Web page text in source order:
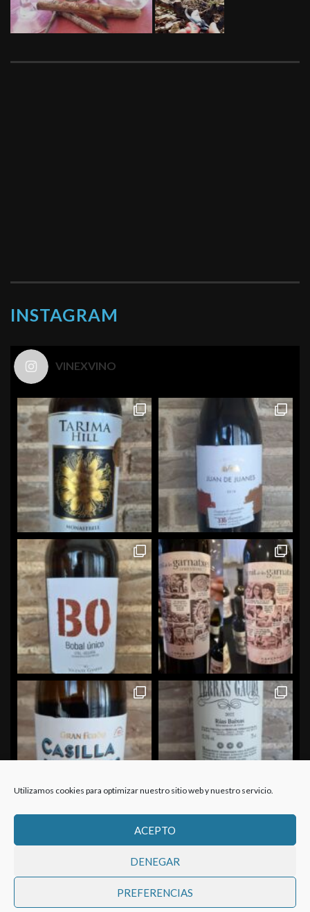
Utilizamos cookies para optimizar nuestro sitio web y nuestro servicio.
ACEPTO
DENEGAR
PREFERENCIAS
INSTAGRAM
VINEXVINO
Seguir en Instagram